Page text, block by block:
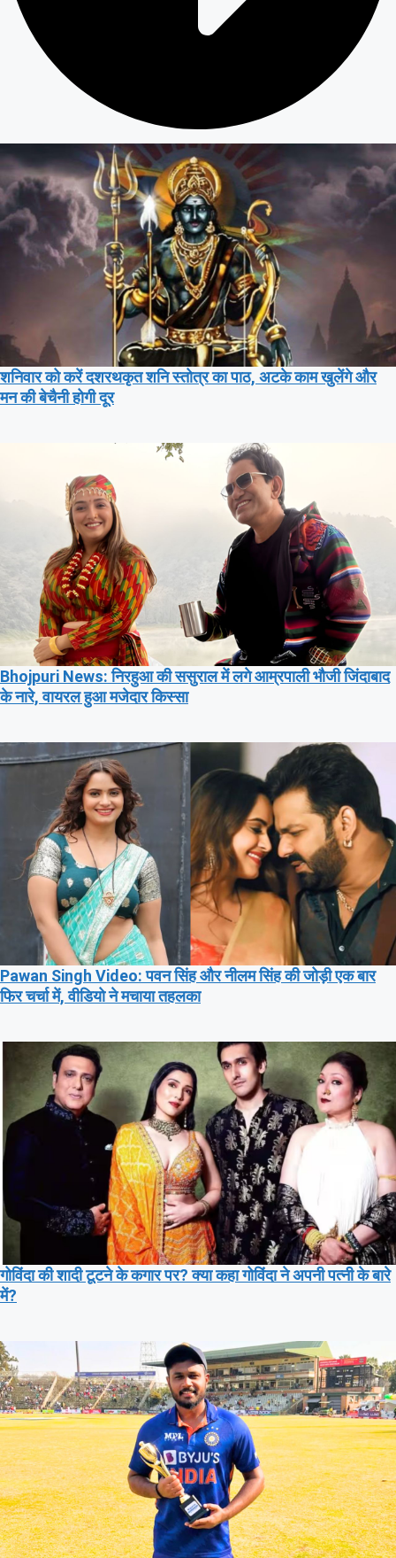
शनिवार को करें दशरथकृत शनि स्तोत्र का पाठ, अटके काम खुलेंगे और
मन की बेचैनी होगी दूर
Bhojpuri News: निरहुआ की ससुराल में लगे आम्रपाली भौजी जिंदाबाद
के नारे, वायरल हुआ मजेदार किस्सा
Pawan Singh Video: पवन सिंह और नीलम सिंह की जोड़ी एक बार
फिर चर्चा में, वीडियो ने मचाया तहलका
गोविंदा की शादी टूटने के कगार पर? क्या कहा गोविंदा ने अपनी पत्नी के बारे
में?